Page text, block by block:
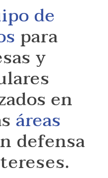
de
para
y
en
áreas
defensa